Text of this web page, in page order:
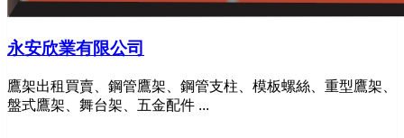
永安欣業有限公司
鷹架出租買賣、鋼管鷹架、鋼管支柱、模板螺絲、重型鷹架、
盤式鷹架、舞台架、五金配件 ...